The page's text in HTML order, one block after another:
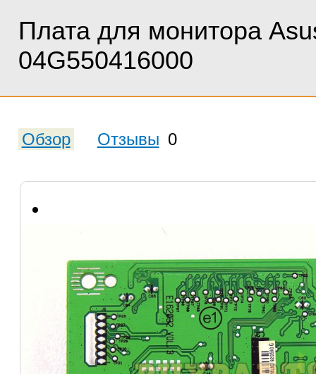
Плата для монитора
04G550416000
Обзор Отзывы 0